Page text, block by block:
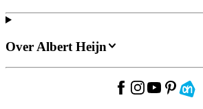
Over Albert Heijn